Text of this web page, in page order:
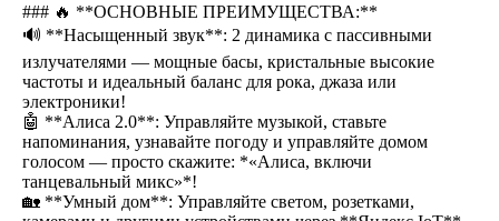
### 🔥 **ОСНОВНЫЕ ПРЕИМУЩЕСТВА:**
🔊 **Насыщенный звук**: 2 динамика с пассивными
излучателями — мощные басы, кристальные высокие
частоты и идеальный баланс для рока, джаза или
электроники!
🤖 **Алиса 2.0**: Управляйте музыкой, ставьте
напоминания, узнавайте погоду и управляйте домом
голосом — просто скажите: *«Алиса, включи
танцевальный микс»*!
🏡 **Умный дом**: Управляйте светом, розетками,